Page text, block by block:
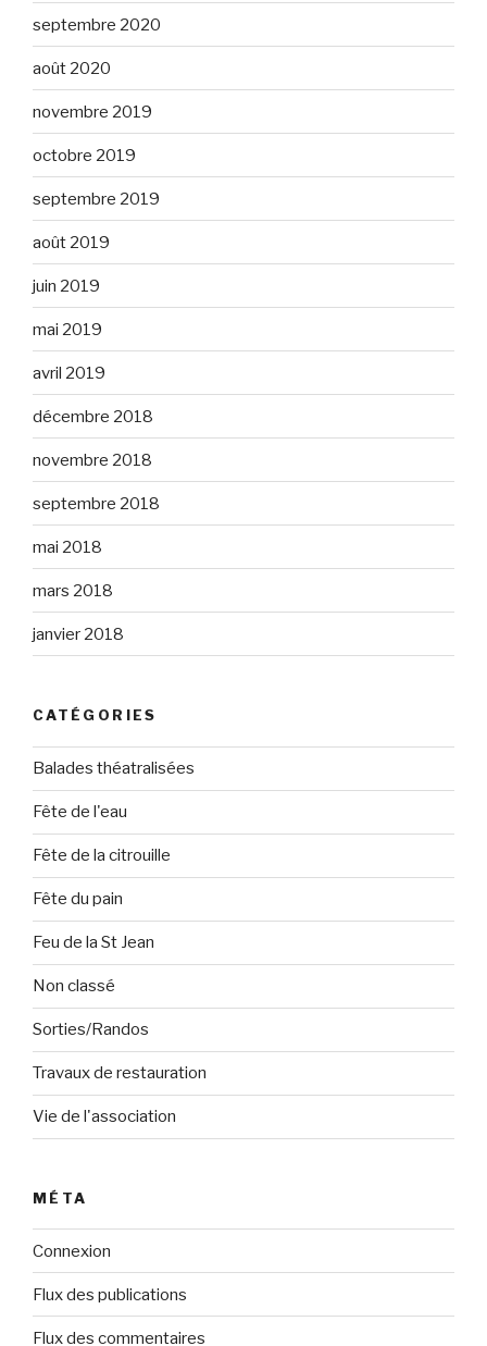
septembre 2020
août 2020
novembre 2019
octobre 2019
septembre 2019
août 2019
juin 2019
mai 2019
avril 2019
décembre 2018
novembre 2018
septembre 2018
mai 2018
mars 2018
janvier 2018
CATÉGORIES
Balades théatralisées
Fête de l'eau
Fête de la citrouille
Fête du pain
Feu de la St Jean
Non classé
Sorties/Randos
Travaux de restauration
Vie de l'association
MÉTA
Connexion
Flux des publications
Flux des commentaires